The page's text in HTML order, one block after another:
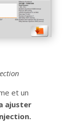
et un
ajuster